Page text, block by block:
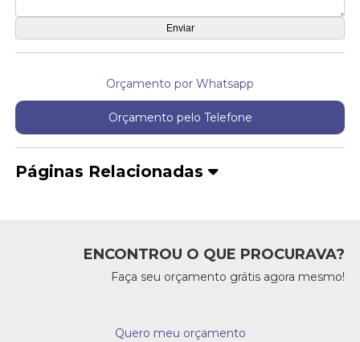
Orçamento por Whatsapp
Orçamento pelo Telefone
Páginas Relacionadas
ENCONTROU O QUE PROCURAVA?
Faça seu orçamento grátis agora mesmo!
Quero meu orçamento